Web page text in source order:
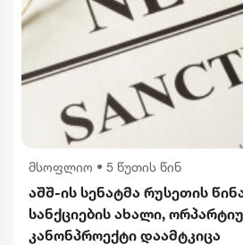
მსოფლიო • 5 წუთის წინ
აშშ-ის სენატმა რუსეთის
სანქციების ახალი,
კანონპროექტი დაამტკიცა